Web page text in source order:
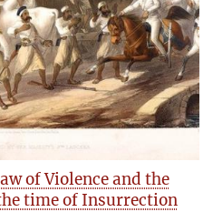
of Violence and the
time of Insurrection